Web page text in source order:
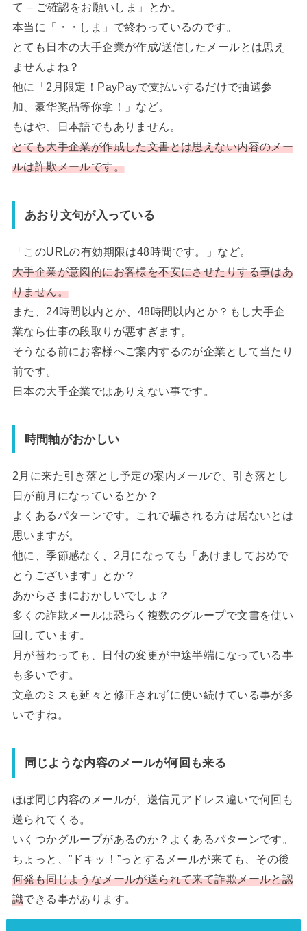
て – ご確認をお願いしま」とか。
本当に「・・しま」で終わっているのです。
とても日本の大手企業が作成/送信したメールとは思え
ませんよね？
他に「2月限定！PayPayで支払いするだけで抽選参
加、豪华奖品等你拿！」など。
もはや、日本語でもありません。
とても大手企業が作成した文書とは思えない内容のメー
ルは詐欺メールです。
あおり文句が入っている
「このURLの有効期限は48時間です。」など。
大手企業が意図的にお客様を不安にさせたりする事はあ
りません。
また、24時間以内とか、48時間以内とか？もし大手企
業なら仕事の段取りが悪すぎます。
そうなる前にお客様へご案内するのが企業として当たり
前です。
日本の大手企業ではありえない事です。
時間軸がおかしい
2月に来た引き落とし予定の案内メールで、引き落とし
日が前月になっているとか？
よくあるパターンです。これで騙される方は居ないとは
思いますが。
他に、季節感なく、2月になっても「あけましておめで
とうございます」とか？
あからさまにおかしいでしょ？
多くの詐欺メールは恐らく複数のグループで文書を使い
回しています。
月が替わっても、日付の変更が中途半端になっている事
も多いです。
文章のミスも延々と修正されずに使い続けている事が多
いですね。
同じような内容のメールが何回も来る
ほぼ同じ内容のメールが、送信元アドレス違いで何回も
送られてくる。
いくつかグループがあるのか？よくあるパターンです。
ちょっと、”ドキッ！”っとするメールが来ても、その後
何発も同じようなメールが送られて来て詐欺メールと認
識できる事があります。